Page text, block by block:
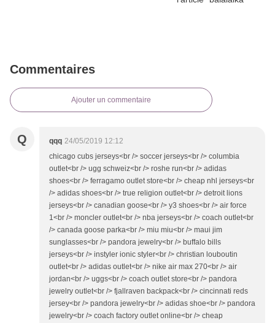
Commentaires
Ajouter un commentaire
Q qqq 24/05/2019 12:12
chicago cubs jerseys<br /> soccer jerseys<br /> columbia
outlet<br /> ugg schweiz<br /> roshe run<br /> adidas
shoes<br /> ferragamo outlet store<br /> cheap nhl jerseys<br
/> adidas shoes<br /> true religion outlet<br /> detroit lions
jerseys<br /> canadian goose<br /> y3 shoes<br /> air force
1<br /> moncler outlet<br /> nba jerseys<br /> coach outlet<br
/> canada goose parka<br /> miu miu<br /> maui jim
sunglasses<br /> pandora jewelry<br /> buffalo bills
jerseys<br /> instyler ionic styler<br /> christian louboutin
outlet<br /> adidas outlet<br /> nike air max 270<br /> air
jordan<br /> uggs<br /> coach outlet store<br /> pandora
jewelry outlet<br /> fjallraven backpack<br /> cincinnati reds
jersey<br /> pandora jewelry<br /> adidas shoe<br /> pandora
jewelry<br /> coach factory outlet online<br /> cheap